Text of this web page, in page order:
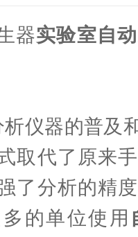
器实验室自
器的普及
取代了原来
了分析的精
的单位使用